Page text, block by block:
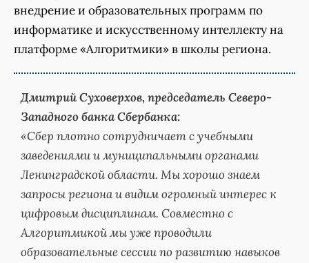
внедрение и образовательных программ по
информатике и искусственному интеллекту на
платформе «Алгоритмики» в школы региона.
Дмитрий Суховерхов, председатель Северо-
Западного банка Сбербанка:
«Сбер плотно сотрудничает с учебными
заведениями и муниципальными органами
Ленинградской области. Мы хорошо знаем
запросы региона и видим огромный интерес к
цифровым дисциплинам. Совместно с
Алгоритмикой мы уже проводили
образовательные сессии по развитию навыков